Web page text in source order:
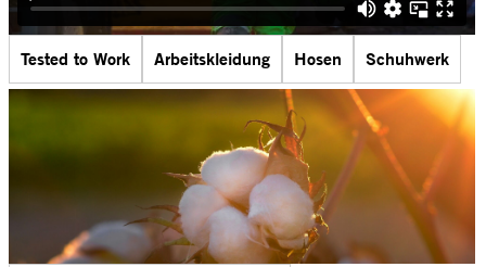
Tested to Work Arbeitskleidung Hosen Schuhwerk